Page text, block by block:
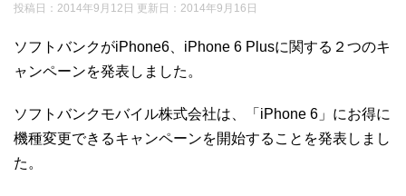
投稿日：2014年9月12日 更新日： 2014年9月16日
ソフトバンクがiPhone6、iPhone 6 Plusに関する２つのキ
ャンペーンを発表しました。
ソフトバンクモバイル株式会社は、「iPhone 6」にお得に
機種変更できるキャンペーンを開始することを発表しまし
た。